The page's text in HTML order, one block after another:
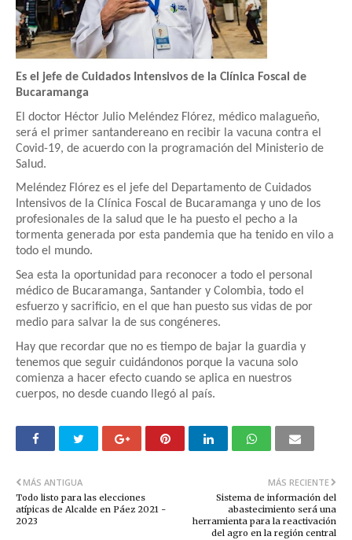
Es el jefe de Cuidados Intensivos de la Clínica Foscal de
Bucaramanga
El doctor Héctor Julio Meléndez Flórez, médico malagueño,
será el primer santandereano en recibir la vacuna contra el
Covid-19, de acuerdo con la programación del Ministerio de
Salud.
Meléndez Flórez es el jefe del Departamento de Cuidados
Intensivos de la Clínica Foscal de Bucaramanga y uno de los
profesionales de la salud que le ha puesto el pecho a la
tormenta generada por esta pandemia que ha tenido en vilo a
todo el mundo.
Sea esta la oportunidad para reconocer a todo el personal
médico de Bucaramanga, Santander y Colombia, todo el
esfuerzo y sacrificio, en el que han puesto sus vidas de por
medio para salvar la de sus congéneres.
Hay que recordar que no es tiempo de bajar la guardia y
tenemos que seguir cuidándonos porque la vacuna solo
comienza a hacer efecto cuando se aplica en nuestros
cuerpos, no desde cuando llegó al país.
MÁS RECIENTE
Sistema de información del
abastecimiento será una
herramienta para la reactivación
del agro en la región central
MÁS ANTIGUA
Todo listo para las elecciones
atípicas de Alcalde en Páez 2021 -
2023